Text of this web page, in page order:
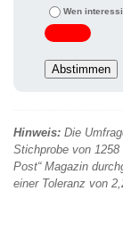
Wen
Hinweis: Die
Stichprobe von
Post“ Magazin
einer Toleranz von